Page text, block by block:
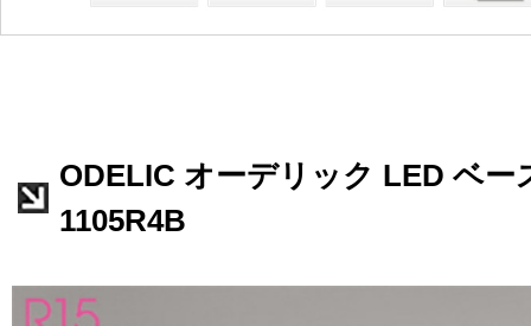
ODELIC オーデリック LED ベー
1105R4B